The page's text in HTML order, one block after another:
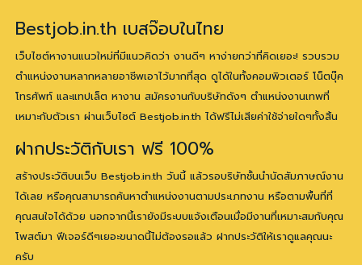
Bestjob.in.th เบสจ๊อบในไทย
เว็บไซต์หางานแนวใหม่ที่มีแนวคิดว่า งานดีๆ หาง่ายกว่าที่คิดเยอะ! รวบรวม
ตำแหน่งงานหลากหลายอาชีพเอาไว้มากที่สุด ดูได้ในทั้งคอมพิวเตอร์ โน็ตบุ๊ค
โทรศัพท์ และแทปเล็ต หางาน สมัครงานกับบริษัทดังๆ ตำแหน่งงานเทพที่
เหมาะกับตัวเรา ผ่านเว็บไซต์ Bestjob.in.th ได้ฟรีไม่เสียค่าใช้จ่ายใดๆทั้งสิ้น
ฝากประวัติกับเรา ฟรี 100%
สร้างประวัติบนเว็บ Bestjob.in.th วันนี้ แล้วรอบริษัทชั้นนำนัดสัมภาษณ์งาน
ได้เลย หรือคุณสามารถค้นหาตำแหน่งงานตามประเภทงาน หรือตามพื้นที่ที่
คุณสนใจได้ด้วย นอกจากนี้เรายังมีระบบแจ้งเตือนเมื่อมีงานที่เหมาะสมกับคุณ
โพสต์มา ฟีเจอร์ดีๆเยอะขนาดนี้ไม่ต้องรอแล้ว ฝากประวัติให้เราดูแลคุณนะ
ครับ